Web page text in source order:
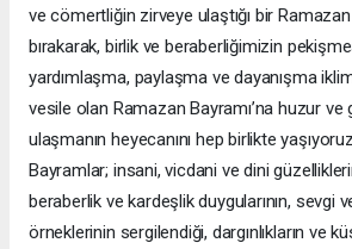
ve cömertliğin zirveye ulaştığı bir Ramazan
bırakarak, birlik ve beraberliğimizin
yardımlaşma, paylaşma ve dayanışma
vesile olan Ramazan Bayramı’na huzur ve
ulaşmanın heyecanını hep birlikte
Bayramlar; insani, vicdani ve dini
beraberlik ve kardeşlik duygularının, sevgi
örneklerinin sergilendiği, dargınlıkların ve